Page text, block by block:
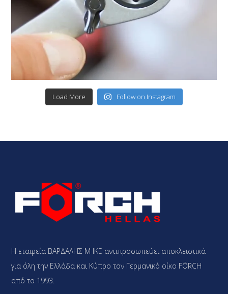
Load More Follow on Instagram
Η εταιρεία ΒΑΡΔΑΛΗΣ Μ ΙΚΕ αντιπροσωπεύει αποκλειστικά
για όλη την Ελλάδα και Κύπρο τον Γερμανικό οίκο FÖRCH
από το 1993.